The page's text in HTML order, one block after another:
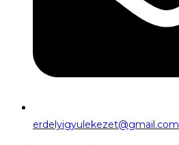
erdelyigyulekezet@gmail.com